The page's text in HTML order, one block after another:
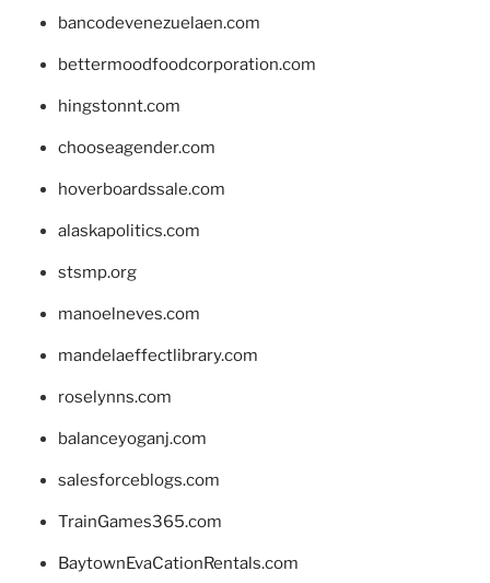
bancodevenezuelaen.com
bettermoodfoodcorporation.com
hingstonnt.com
chooseagender.com
hoverboardssale.com
alaskapolitics.com
stsmp.org
manoelneves.com
mandelaeffectlibrary.com
roselynns.com
balanceyoganj.com
salesforceblogs.com
TrainGames365.com
BaytownEvaCationRentals.com